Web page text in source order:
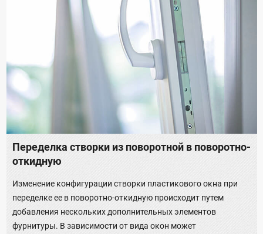
Переделка створки из поворотной в поворотно-
откидную
Изменение конфигурации створки пластикового окна при
переделке ее в поворотно-откидную происходит путем
добавления нескольких дополнительных элементов
фурнитуры. В зависимости от вида окон может